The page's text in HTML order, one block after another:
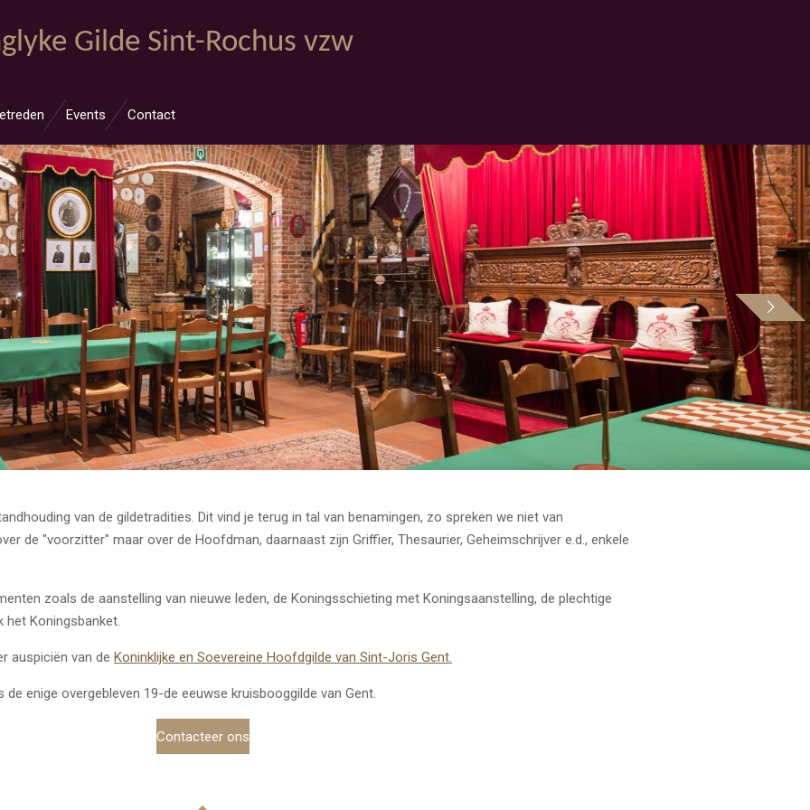
Gilde Sint-Rochus vzw
Events Contact
van de gildetradities. Dit vind je terug in tal van benamingen, zo spreken we niet van
de "voorzitter" maar over de Hoofdman, daarnaast zijn Griffier, Thesaurier, Geheimschrijver e.d., enkele
zoals de aanstelling van nieuwe leden, de Koningsschieting met Koningsaanstelling, de plechtige
het Koningsbanket.
auspiciën van de Koninklijke en Soevereine Hoofdgilde van Sint-Joris Gent.
de enige overgebleven 19-de eeuwse kruisbooggilde van Gent.
Contacteer ons